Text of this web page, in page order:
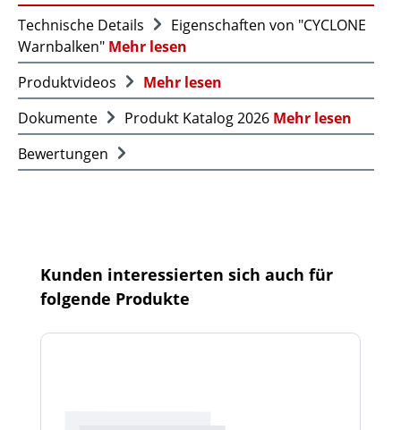
Technische Details
Eigenschaften von "CYCLONE
Warnbalken" Mehr lesen
Produktvideos
Mehr lesen
Dokumente
Produkt Katalog 2026 Mehr lesen
Bewertungen
Produktgalerie überspringen
Kunden interessierten sich auch für
folgende Produkte